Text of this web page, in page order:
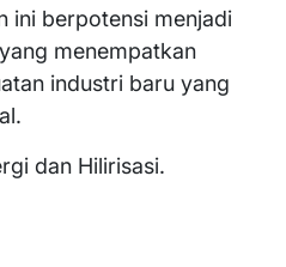
ini berpotensi menjadi
menempatkan
industri baru yang
dan Hilirisasi.